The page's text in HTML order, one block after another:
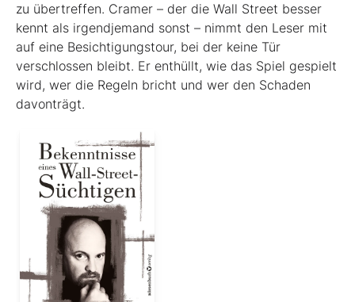
zu übertreffen. Cramer – der die Wall Street besser
kennt als irgendjemand sonst – nimmt den Leser mit
auf eine Besichtigungstour, bei der keine Tür
verschlossen bleibt. Er enthüllt, wie das Spiel gespielt
wird, wer die Regeln bricht und wer den Schaden
davonträgt.